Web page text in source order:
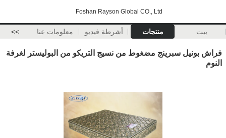
Foshan Rayson Global CO., Ltd
بيت منتجات أشرطة فيديو معلومات عنا >>
فراش بونيل سبرينج مضغوط من نسيج التريكو من البوليستر لغرفة
النوم